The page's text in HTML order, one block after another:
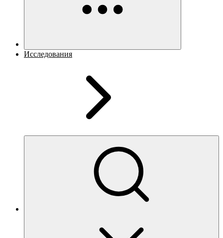
Исследования